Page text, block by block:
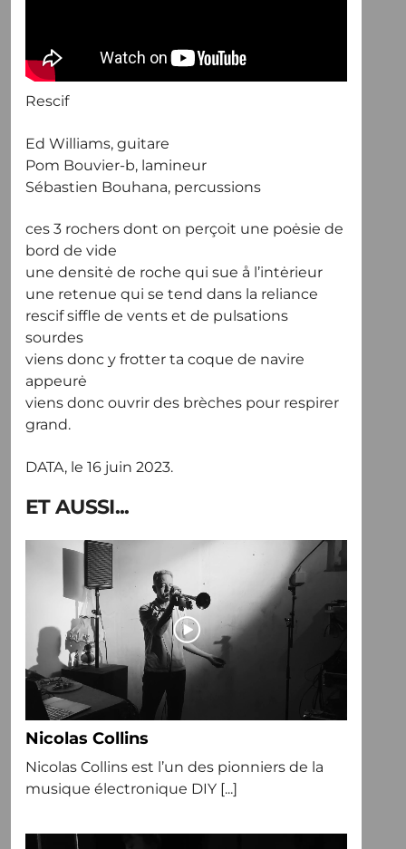
Rescif
Ed Williams, guitare
Pom Bouvier-b, lamineur
Sébastien Bouhana, percussions
ces 3 rochers dont on perçoit une poėsie de
bord de vide
une densitė de roche qui sue å l’intėrieur
une retenue qui se tend dans la reliance
rescif siffle de vents et de pulsations
sourdes
viens donc y frotter ta coque de navire
appeurė
viens donc ouvrir des brèches pour respirer
grand.
DATA, le 16 juin 2023.
ET AUSSI...
Nicolas Collins
Nicolas Collins est l’un des pionniers de la
musique électronique DIY [...]